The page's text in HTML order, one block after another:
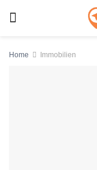
Home Immobilien